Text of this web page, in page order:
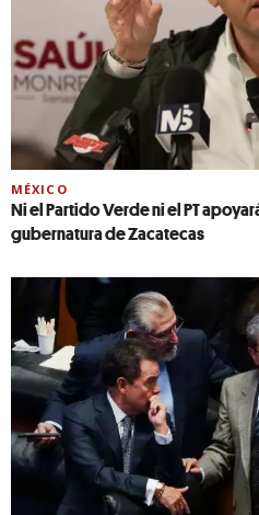
MÉXICO
Ni el Partido Verde ni el PT
gubernatura de Zacatecas